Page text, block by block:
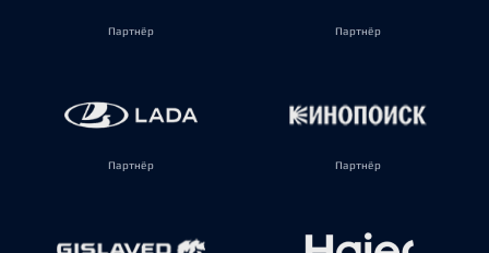
Партнёр Партнёр
Партнёр Партнёр